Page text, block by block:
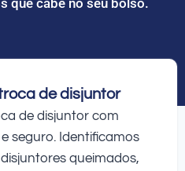
de disjuntor
de disjuntor com
seguro. Identificamos
queimados,